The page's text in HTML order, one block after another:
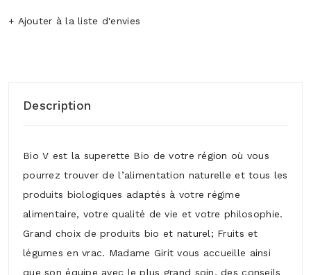
+ Ajouter à la liste d'envies
Description
Bio V est la superette Bio de votre région où vous
pourrez trouver de l’alimentation naturelle et tous les
produits biologiques adaptés à votre régime
alimentaire, votre qualité de vie et votre philosophie.
Grand choix de produits bio et naturel; Fruits et
légumes en vrac. Madame Girit vous accueille ainsi
que son équipe avec le plus grand soin, des conseils